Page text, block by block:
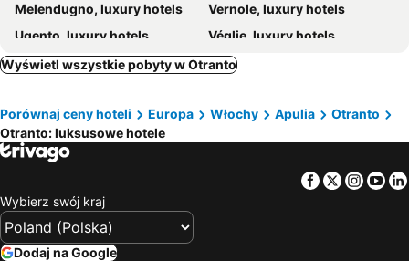
Melendugno, luxury hotels
Vernole, luxury hotels
Ugento, luxury hotels
Véglie, luxury hotels
Diso, luxury hotels
Tricase, luxury hotels
Miggiano, luxury hotels
Martano, luxury hotels
Galatina, luxury hotels
Zollino, luxury hotels
Sannicola, luxury hotels
Alezio, luxury hotels
Santa Cesarea Terme, luxury hotels
Casarano, luxury hotels
Castro Marina, luxury hotels
Wyświetl wszystkie pobyty w Otranto
Porównaj ceny hoteli Europa Włochy Apulia
Otranto
Otranto: luksusowe hotele
Facebook
Twitter
Wybierz swój kraj
Dodaj na Google